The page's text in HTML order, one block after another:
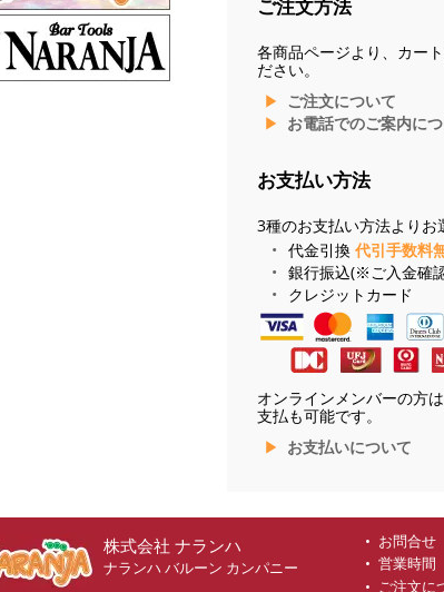
ご注文方法
各商品ページより、カー
ださい。
ご注文について
お電話でのご案内に
お支払い方法
3種のお支払い方法よりお
代金引換 代引手数料
銀行振込(※ご入金確
クレジットカード
オンラインメンバーの方
支払も可能です。
お支払いについて
株式会社 ナランハ
ナランハ バルーン カンパニー
お問合せ
営業時間
ご注文に